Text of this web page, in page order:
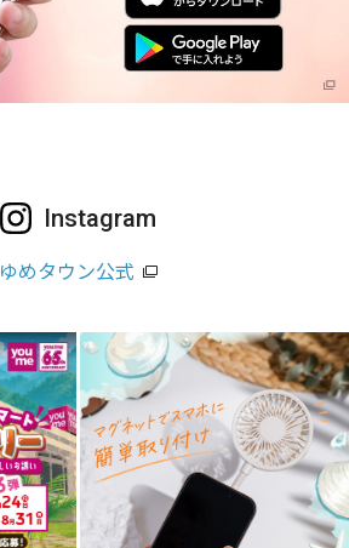
Instagram
ゆめタウン公式